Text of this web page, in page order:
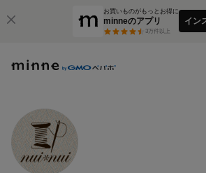
お買いものがもっとお得に
minneのアプリ
3万件以上
イン